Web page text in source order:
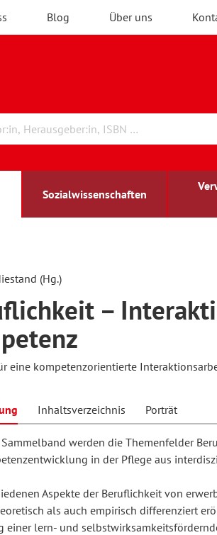
Blog Über uns
Sozialwissenschaften
Bildung
Bildung
Schule und Unterricht
und Wissenschaft
Arbeit
und
forum
Erwachsenenbildung
(Hg.)
–
eine kompetenzorientierte
Inhaltsverzeichnis Porträt
werden die Themenfelder
in der Pflege aus
Aspekte der Beruflichkeit von
als auch empirisch differenziert
einer lern- und